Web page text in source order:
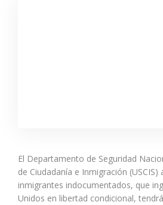
El Departamento de Seguridad
de Ciudadanía e Inmigración
inmigrantes indocumentados, que
Unidos en libertad condicional,